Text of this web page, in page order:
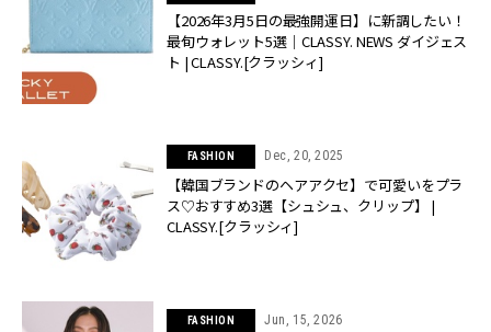
【2026年3月5日の最強開運日】に新調したい！
最旬ウォレット5選｜CLASSY. NEWS ダイジェス
ト | CLASSY.[クラッシィ]
FASHION Dec, 20, 2025
【韓国ブランドのヘアアクセ】で可愛いをプラ
ス♡おすすめ3選【シュシュ、クリップ】 |
CLASSY.[クラッシィ]
FASHION Jun, 15, 2026